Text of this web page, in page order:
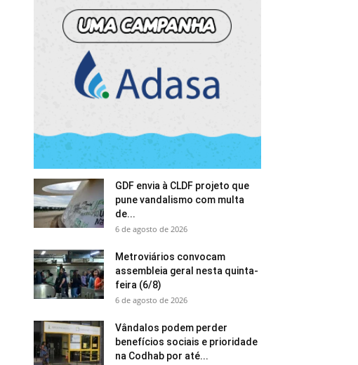
GDF envia à CLDF projeto que
pune vandalismo com multa
de...
6 de agosto de 2026
Metroviários convocam
assembleia geral nesta quinta-
feira (6/8)
6 de agosto de 2026
Vândalos podem perder
benefícios sociais e prioridade
na Codhab por até...